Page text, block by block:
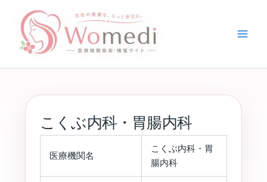
こくぶ内科・胃腸内科
医療機関名
こくぶ内科・胃
腸内科